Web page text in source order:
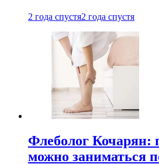
2 года спустя2 года спустя
Флеболог Кочарян:
можно заниматься